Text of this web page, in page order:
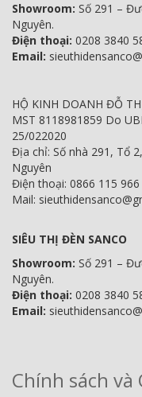
Showroom: Số 291 –
Nguyên.
Điện thoại: 0208 3840
Email:
HỘ KINH DOANH ĐỖ
MST 8118981859 Do
25/022020
Địa chỉ: Số nhà 291, Tổ
Nguyên
Điện thoại: 0866 115 966
Mail:
SIÊU THỊ ĐÈN SANCO
Showroom: Số 291 –
Nguyên.
Điện thoại: 0208 3840
Email:
Chính sách và